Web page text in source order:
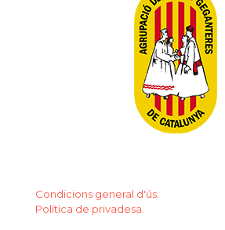
Condicions general d'ús.
Política de privadesa.